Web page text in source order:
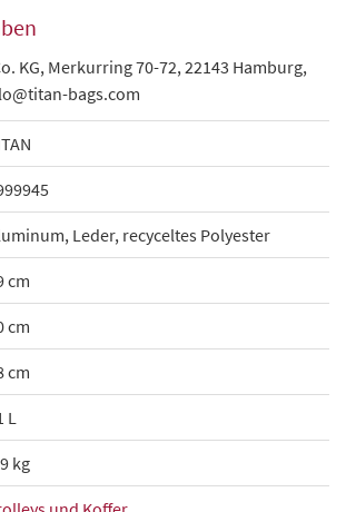
KG, Merkurring 70-72, 22143 Hamburg,
bags.com
Leder, recyceltes Polyester
cm
cm
cm
L
kg